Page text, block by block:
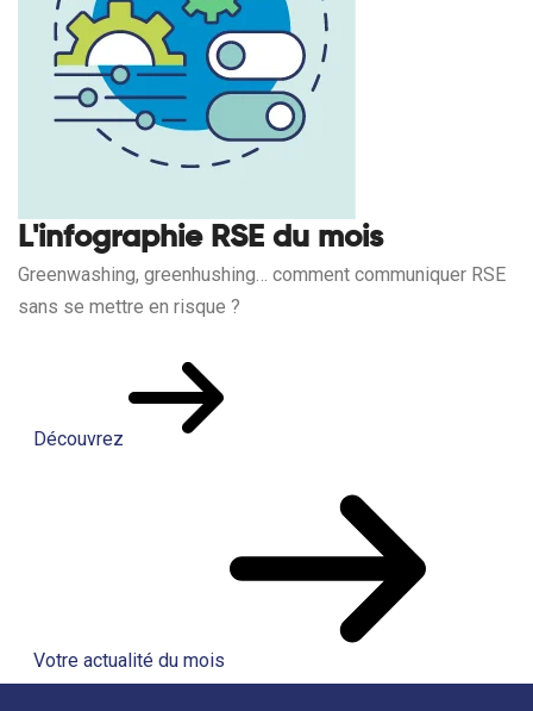
L'infographie RSE du mois
Greenwashing, greenhushing… comment communiquer RSE
sans se mettre en risque ?
Découvrez
Votre actualité du mois